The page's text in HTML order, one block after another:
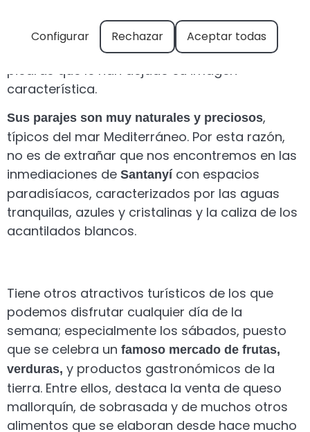
edificios empedrados. Su historia es peculiar,
puesto que hubo un extenso comercio de
piedras que le han dejado su imagen
característica.
Sus parajes son muy naturales y preciosos,
típicos del mar Mediterráneo. Por esta razón,
no es de extrañar que nos encontremos en las
inmediaciones de Santanyí con espacios
paradisíacos, caracterizados por las aguas
tranquilas, azules y cristalinas y la caliza de los
acantilados blancos.
Tiene otros atractivos turísticos de los que
podemos disfrutar cualquier día de la
semana; especialmente los sábados, puesto
que se celebra un famoso mercado de frutas,
verduras, y productos gastronómicos de la
tierra. Entre ellos, destaca la venta de queso
mallorquín, de sobrasada y de muchos otros
alimentos que se elaboran desde hace mucho
Configurar Rechazar Aceptar todas